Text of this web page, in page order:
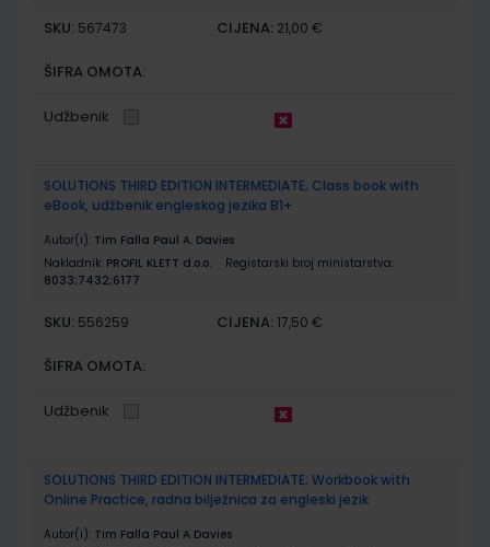
SKU: 567473 CIJENA: 21,00 €
ŠIFRA OMOTA:
Udžbenik
SOLUTIONS THIRD EDITION INTERMEDIATE; Class book with
eBook, udžbenik engleskog jezika B1+
Autor(i): Tim Falla Paul A. Davies
Nakladnik: PROFIL KLETT d.o.o.
Registarski broj ministarstva:
8033;7432;6177
SKU: 556259 CIJENA: 17,50 €
ŠIFRA OMOTA:
Udžbenik
SOLUTIONS THIRD EDITION INTERMEDIATE; Workbook with
Online Practice, radna bilježnica za engleski jezik
Autor(i): Tim Falla Paul A Davies